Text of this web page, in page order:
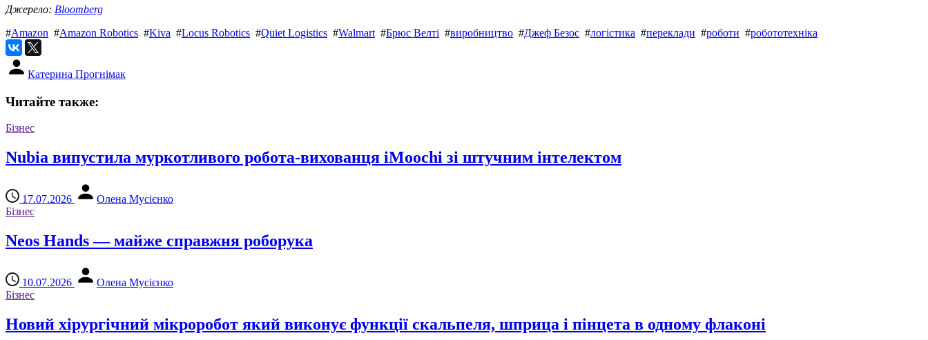
Джерело: Bloomberg
#Amazon #Amazon Robotics #Kiva #Locus Robotics #Quiet Logistics #Walmart #Брюс Велті #виробництво #Джеф Безос #логістика #переклади #роботи #робототехніка
Катерина Прогнімак
Читайте также:
Бізнес
Nubia випустила муркотливого робота-вихованця iMoochi зі штучним інтелектом
17.07.2026
Олена Мусієнко
Бізнес
Neos Hands — майже справжня роборука
10.07.2026
Олена Мусієнко
Бізнес
Новий хірургічний мікроробот який виконує функції скальпеля, шприца і пінцета в одному флаконі